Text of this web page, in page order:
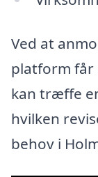
Ved at
platform får
kan træffe
hvilken
behov i